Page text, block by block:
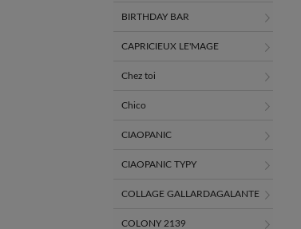
BIRTHDAY BAR
CAPRICIEUX LE'MAGE
Chez toi
Chico
CIAOPANIC
CIAOPANIC TYPY
COLLAGE GALLARDAGALANTE
COLONY 2139